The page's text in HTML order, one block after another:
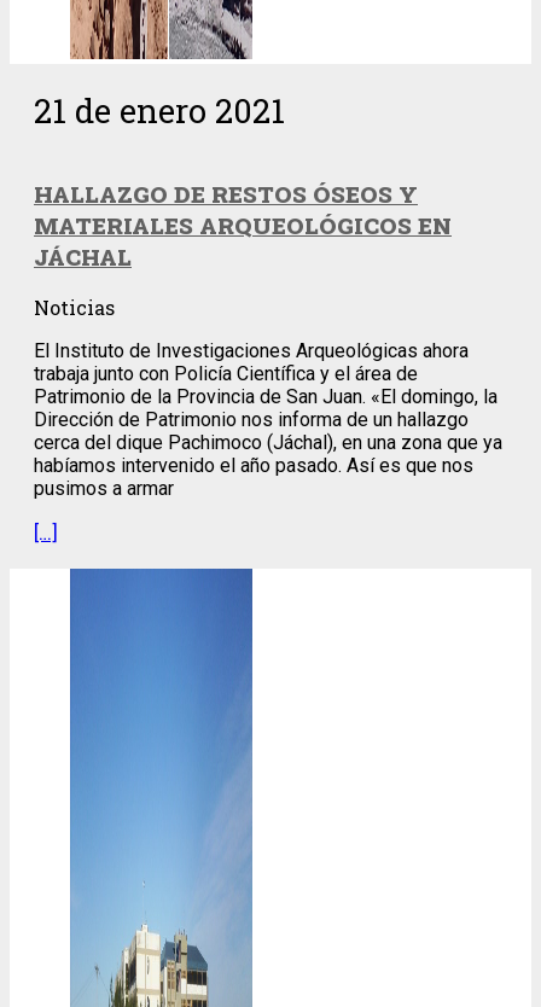
21 de enero 2021
HALLAZGO DE RESTOS ÓSEOS Y
MATERIALES ARQUEOLÓGICOS EN
JÁCHAL
Noticias
El Instituto de Investigaciones Arqueológicas ahora
trabaja junto con Policía Científica y el área de
Patrimonio de la Provincia de San Juan. «El domingo, la
Dirección de Patrimonio nos informa de un hallazgo
cerca del dique Pachimoco (Jáchal), en una zona que ya
habíamos intervenido el año pasado. Así es que nos
pusimos a armar
[…]